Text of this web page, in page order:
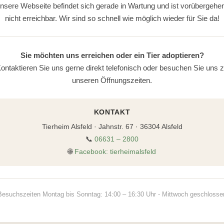
Webseite befindet sich gerade in Wartung und ist
nicht erreichbar. Wir sind so schnell wie möglich wieder für Sie da!
Sie möchten uns erreichen oder ein Tier adoptieren?
Sie uns gerne direkt telefonisch oder besuchen Sie uns
unseren Öffnungszeiten.
KONTAKT
Tierheim Alsfeld · Jahnstr. 67 · 36304 Alsfeld
📞 06631 – 2800
🌐 Facebook: tierheimalsfeld
Montag bis Sonntag: 14:00 – 16:30 Uhr - Mittwoch